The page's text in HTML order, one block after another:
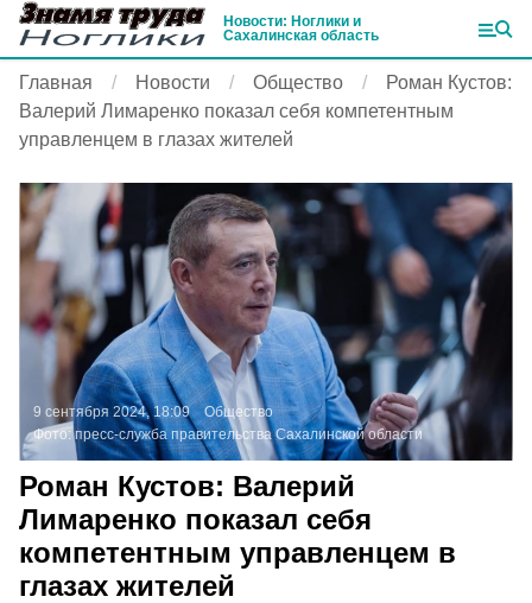
Новости: Ноглики и
Сахалинская область
Главная Новости Общество
Роман Кустов:
Валерий Лимаренко показал себя компетентным
управленцем в глазах жителей
9 сентября 2024, 18:09
Общество
Фото:пресс-служба правительства Сахалинской области
Роман Кустов: Валерий
Лимаренко показал себя
компетентным управленцем в
глазах жителей